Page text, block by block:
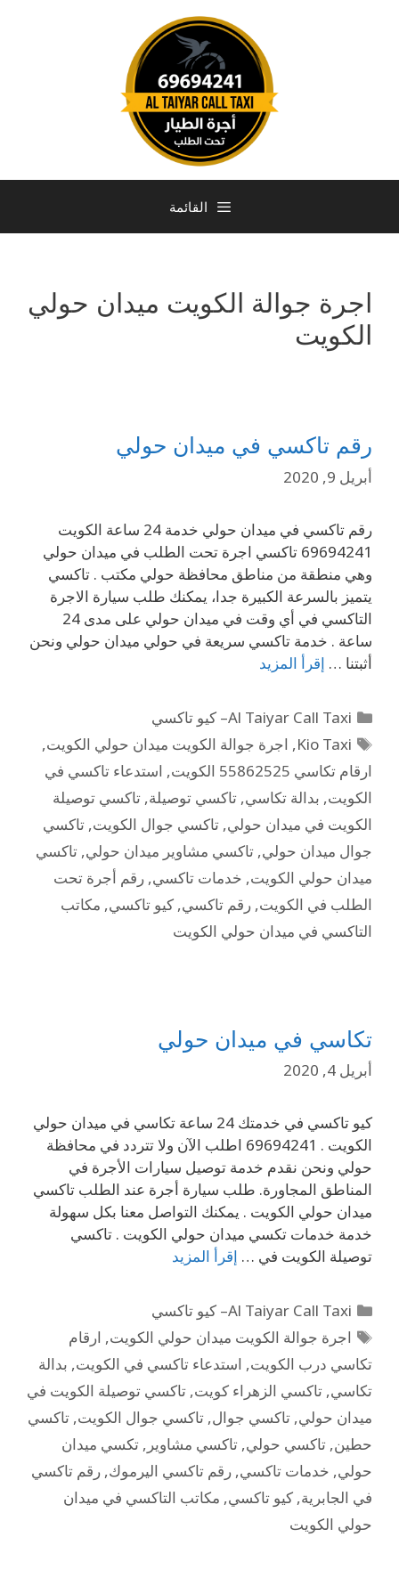
القائمة
اجرة جوالة الكويت ميدان حولي
الكويت
رقم تاكسي في ميدان حولي
أبريل 9, 2020
رقم تاكسي في ميدان حولي خدمة 24 ساعة الكويت
69694241 تاكسي اجرة تحت الطلب في ميدان حولي
وهي منطقة من مناطق محافظة حولي مكتب . تاكسي
يتميز بالسرعة الكبيرة جدا، يمكنك طلب سيارة الاجرة
التاكسي في أي وقت في ميدان حولي على مدى 24
ساعة . خدمة تاكسي سريعة في حولي ميدان حولي ونحن
أثبتنا … إقرأ المزيد
Al Taiyar Call Taxi– كيو تاكسي
Kio Taxi
, اجرة جوالة الكويت ميدان حولي الكويت,
ارقام تكاسي 55862525 الكويت
, استدعاء تاكسي في
الكويت, بدالة تكاسي, تاكسي توصيلة, تاكسي توصيلة
الكويت في ميدان حولي, تاكسي جوال الكويت, تاكسي
جوال ميدان حولي, تاكسي مشاوير ميدان حولي, تاكسي
ميدان حولي الكويت, خدمات تاكسي, رقم أجرة تحت
الطلب في الكويت, رقم تاكسي, كيو تاكسي, مكاتب
التاكسي في ميدان حولي الكويت
تكاسي في ميدان حولي
أبريل 4, 2020
كيو تاكسي في خدمتك 24 ساعة تكاسي في ميدان حولي
الكويت . 69694241 اطلب الآن ولا تتردد في محافظة
حولي ونحن نقدم خدمة توصيل سيارات الأجرة في
المناطق المجاورة. طلب سيارة أجرة عند الطلب تاكسي
ميدان حولي الكويت . يمكنك التواصل معنا بكل سهولة
خدمة خدمات تكسي ميدان حولي الكويت . تاكسي
توصيلة الكويت في … إقرأ المزيد
Al Taiyar Call Taxi– كيو تاكسي
اجرة جوالة الكويت ميدان حولي الكويت, ارقام
تكاسي درب الكويت, استدعاء تاكسي في الكويت, بدالة
تكاسي, تاكسي الزهراء كويت, تاكسي توصيلة الكويت في
ميدان حولي, تاكسي جوال, تاكسي جوال الكويت, تاكسي
حطين, تاكسي حولي, تاكسي مشاوير , تكسي ميدان
حولي, خدمات تاكسي, رقم تاكسي اليرموك, رقم تاكسي
في الجابرية, كيو تاكسي, مكاتب التاكسي في ميدان
حولي الكويت